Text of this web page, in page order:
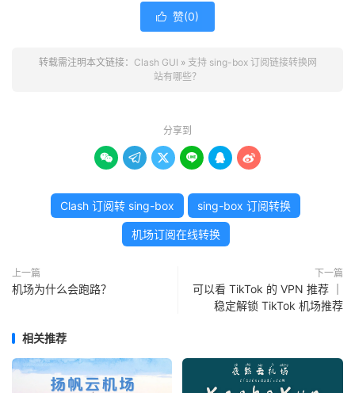
 赞(0)
转载需注明本文链接： Clash GUI » 支持 sing-box 订阅链接转换网
站有哪些？
分享到
     
Clash 订阅转 sing-box sing-box 订阅转换
机场订阅在线转换
上一篇
机场为什么会跑路？
下一篇
可以看 TikTok 的 VPN 推荐 ｜
稳定解锁 TikTok 机场推荐
相关推荐